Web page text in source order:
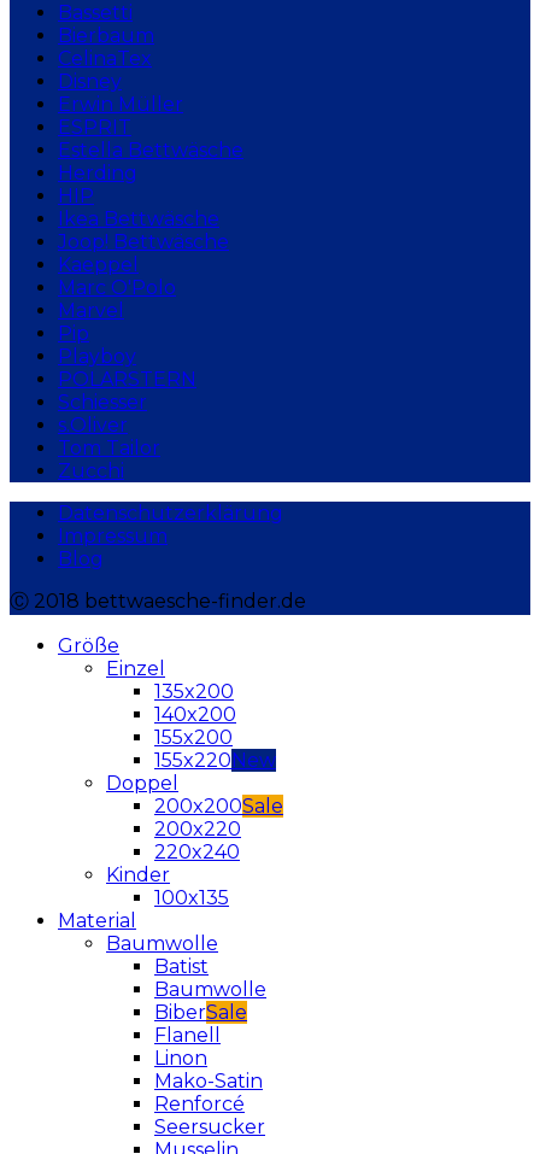
Bassetti
Bierbaum
CelinaTex
Disney
Erwin Müller
ESPRIT
Estella Bettwäsche
Herding
HIP
Ikea Bettwäsche
Joop! Bettwäsche
Kaeppel
Marc O'Polo
Marvel
Pip
Playboy
POLARSTERN
Schiesser
s.Oliver
Tom Tailor
Zucchi
Datenschutzerklärung
Impressum
Blog
Ⓒ 2018 bettwaesche-finder.de
Größe
Einzel
135x200
140x200
155x200
155x220
Doppel
200x200
200x220
220x240
Kinder
100x135
Material
Baumwolle
Batist
Baumwolle
Biber
Flanell
Linon
Mako-Satin
Renforcé
Seersucker